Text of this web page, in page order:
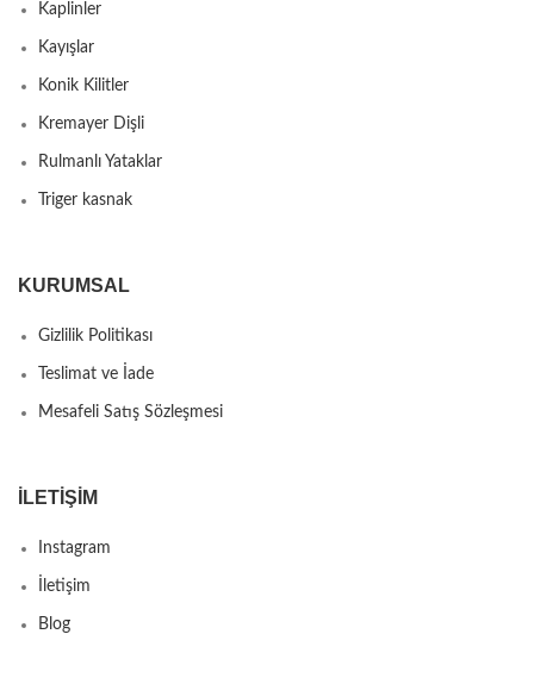
Kaplinler
Kayışlar
Konik Kilitler
Kremayer Dişli
Rulmanlı Yataklar
Triger kasnak
KURUMSAL
Gizlilik Politikası
Teslimat ve İade
Mesafeli Satış Sözleşmesi
İLETIŞIM
Instagram
İletişim
Blog